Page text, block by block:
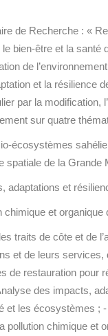
de Recherche : «
bien-être et la
de
et la
par la
sur quatre
écosystèmes
spatiale de la Grande
adaptations et
chimique et
traits de côte et
et de leurs
de restauration pour
des impacts,
et les écosystèmes ;
pollution chimique et